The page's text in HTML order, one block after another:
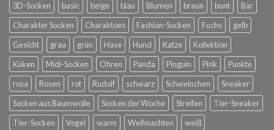
3D-Socken basic beige blau Blumen braun bunt
Bär
Charakter Socken
Charaktoes Fashion-Socken Fuchs
gelb
Gesicht
grau grün Hase Hund Katze
Kollektion
Küken
Midi-Socken Ohren Panda Pinguin Pink
Punkte
rosa
Rosen rot Rudolf schwarz Schweinchen
Sneaker
Socken aus Baumwolle
Socken der Woche Streifen
Tier-Sneaker
Tier-Socken
Vogel warm Weihnachten
weiß